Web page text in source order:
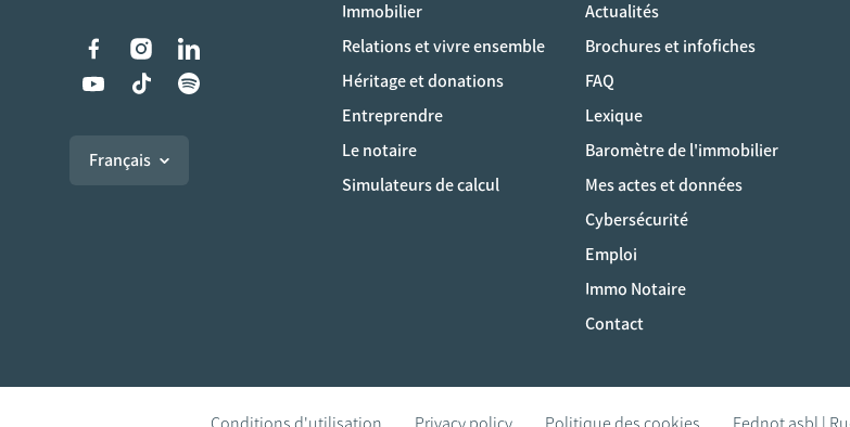
Liens vers les réseaux sociaux
Français
Immobilier
Relations et vivre ensemble
Héritage et donations
Entreprendre
Le notaire
Simulateurs de calcul
Actualités
Brochures et infofiches
FAQ
Lexique
Baromètre de l'immobilier
Mes actes et données
Cybersécurité
Emploi
Immo Notaire
Contact